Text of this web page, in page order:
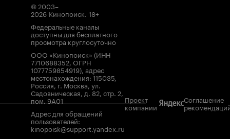
© 2003–
2026 Кинопоиск. 18+
Федеральные каналы
доступны для бесплатного
просмотра круглосуточно
ООО «Кинопоиск» (ИНН
7710688352, ОГРН
1077759854919), адрес
местонахождения: 115035,
Россия, г. Москва, ул.
Садовническая, д. 82, стр. 2,
пом. 9А01
Адрес для обращений
пользователей:
kinopoisk@support.yandex.ru
Проект
компании
Соглашение